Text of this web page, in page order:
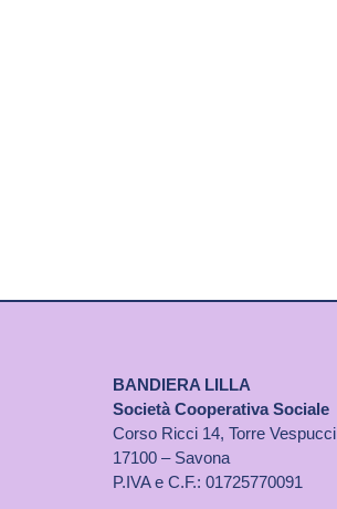
BANDIERA LILLA
Società Cooperativa Sociale
Corso Ricci 14, Torre Vespucci
17100 – Savona
P.IVA e C.F.: 01725770091